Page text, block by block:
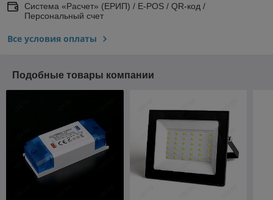
Система «Расчет» (ЕРИП) / E-POS / QR-код /
Персональный счет
Все условия оплаты
Подобные товары компании